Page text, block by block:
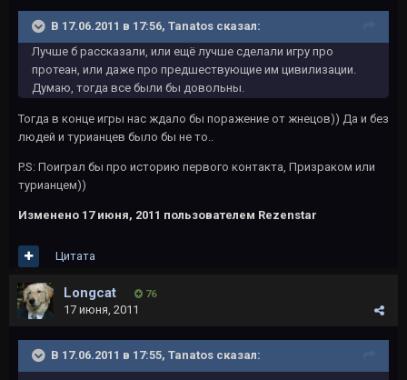
В 17.06.2011 в 17:56, Tanatos сказал:
Лучше б рассказали, или ещё лучше сделали игру про
протеан, или даже про предшествующие им цивилизации.
Думаю, тогда все были бы довольны.
Тогда в конце игры нас ждало бы поражение от жнецов)) Да и без
людей и турианцев было бы не то..
P.S: Поиграл бы про историю первого контакта, Призраком или
турианцем))
Изменено 17 июня, 2011 пользователем Rezenstar
Цитата
Longcat 76
17 июня, 2011
В 17.06.2011 в 17:55, Tanatos сказал: